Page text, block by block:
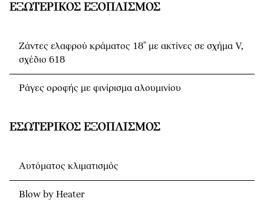
ΕΞΩΤΕΡΙΚΌΣ ΕΞΟΠΛΙΣΜΌΣ
Ζάντες ελαφρού κράματος 18" με ακτίνες σε σχήμα V,
σχέδιο 618
Ράγες οροφής με φινίρισμα αλουμινίου
ΕΣΩΤΕΡΙΚΌΣ ΕΞΟΠΛΙΣΜΌΣ
Αυτόματος κλιματισμός
Blow by Heater